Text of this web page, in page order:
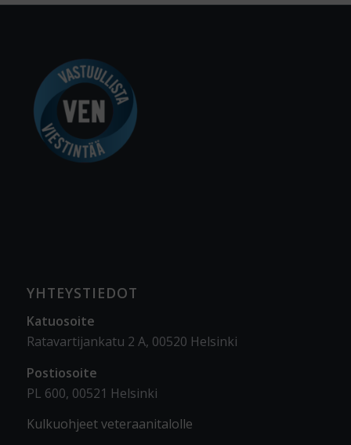
YHTEYSTIEDOT
Katuosoite
Ratavartijankatu 2 A, 00520 Helsinki
Postiosoite
PL 600, 00521 Helsinki
Kulkuohjeet veteraanitalolle